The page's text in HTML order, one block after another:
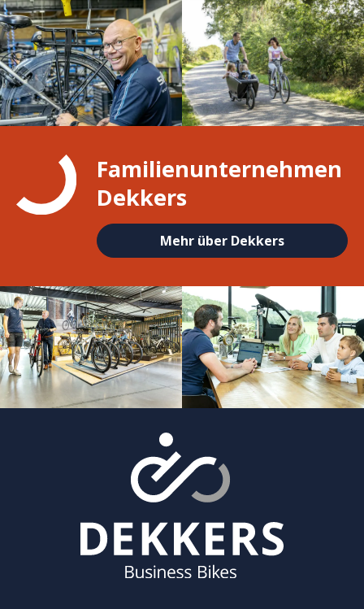
Familienunternehmen
Dekkers
Mehr über Dekkers